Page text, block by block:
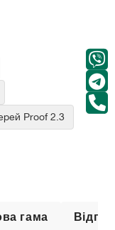
Proof 2.3
гама